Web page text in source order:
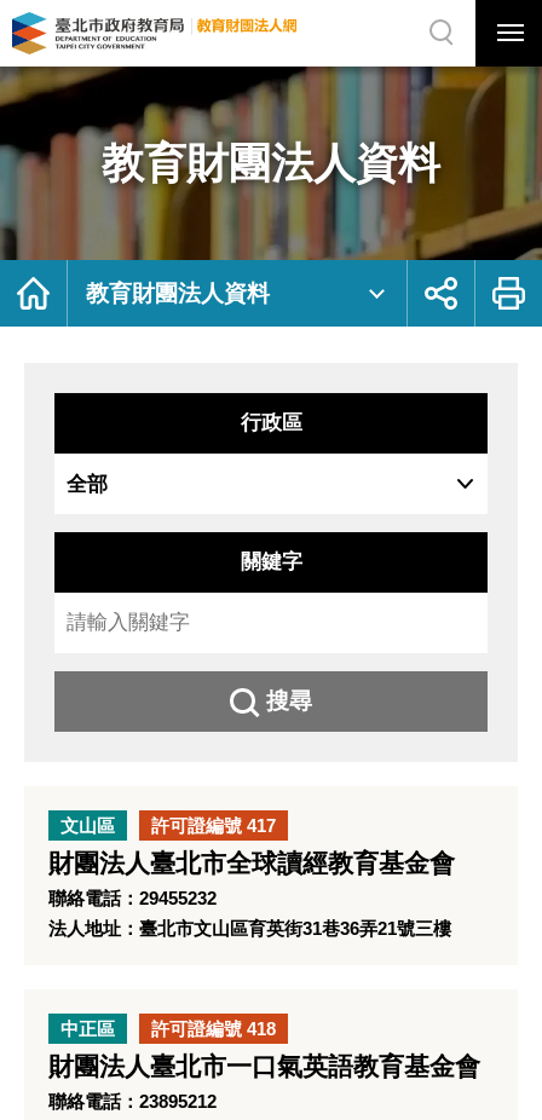
教
育
團
資
料
府
局
法
網
站
選
選
單
關
網
站
尋
教育財團法人資料
首
教育財團法人資料
展
鈕
列
行政區
關鍵字
搜尋
文山區 許可證編號 417
財團法人臺北市全球讀經教育基金會
聯絡電話：29455232
法人地址：臺北市文山區育英街31巷36弄21號三樓
中正區 許可證編號 418
財團法人臺北市一口氣英語教育基金會
聯絡電話：23895212